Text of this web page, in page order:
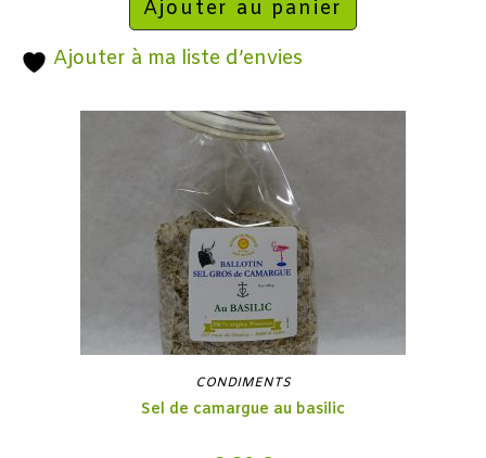
Ajouter au panier
Ajouter à ma liste d’envies
CONDIMENTS
Sel de camargue au basilic